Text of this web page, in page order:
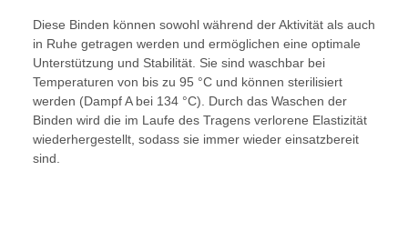
Diese Binden können sowohl während der Aktivität als auch
in Ruhe getragen werden und ermöglichen eine optimale
Unterstützung und Stabilität. Sie sind waschbar bei
Temperaturen von bis zu 95 °C und können sterilisiert
werden (Dampf A bei 134 °C). Durch das Waschen der
Binden wird die im Laufe des Tragens verlorene Elastizität
wiederhergestellt, sodass sie immer wieder einsatzbereit
sind.